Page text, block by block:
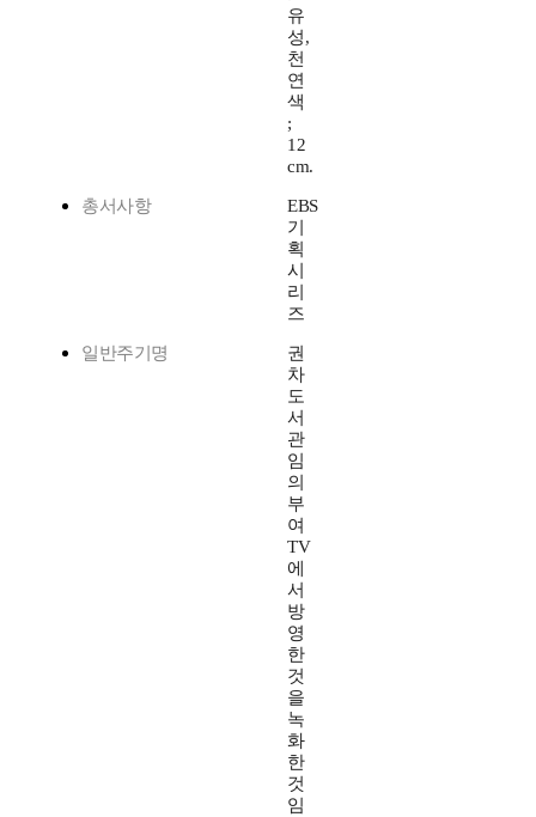
유
성,
천
연
색
;
12
cm.
총서사항
EBS
기
획
시
리
즈
일반주기명
권
차
도
서
관
임
의
부
여
TV
에
서
방
영
한
것
을
녹
화
한
것
임